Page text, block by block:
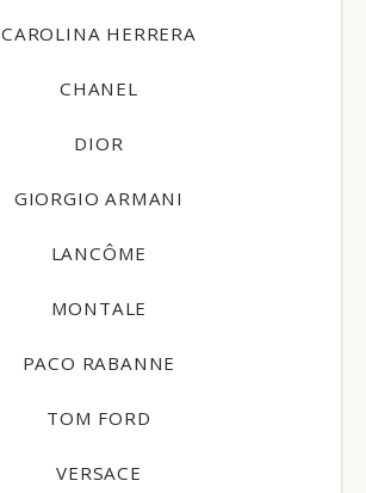
CAROLINA HERRERA
CHANEL
DIOR
GIORGIO ARMANI
LANCÔME
MONTALE
PACO RABANNE
TOM FORD
VERSACE